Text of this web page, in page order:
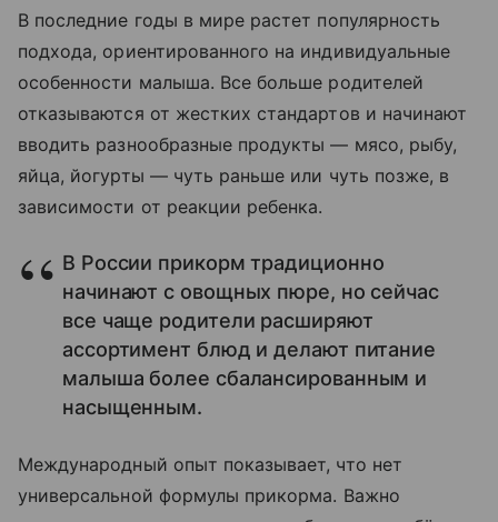
В последние годы в мире растет популярность
подхода, ориентированного на индивидуальные
особенности малыша. Все больше родителей
отказываются от жестких стандартов и начинают
вводить разнообразные продукты — мясо, рыбу,
яйца, йогурты — чуть раньше или чуть позже, в
зависимости от реакции ребенка.
В России прикорм традиционно
начинают с овощных пюре, но сейчас
все чаще родители расширяют
ассортимент блюд и делают питание
малыша более сбалансированным и
насыщенным.
Международный опыт показывает, что нет
универсальной формулы прикорма. Важно